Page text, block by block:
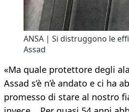
ANSA | Si distruggono le
Assad
«Ma quale protettore degli
Assad s’è n’è andato e ci ha
promesso di stare al nostro